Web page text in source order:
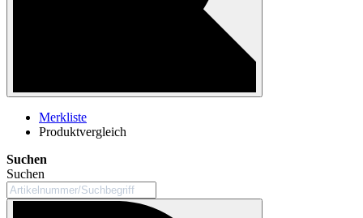
Merkliste
Produktvergleich
Suchen
Suchen